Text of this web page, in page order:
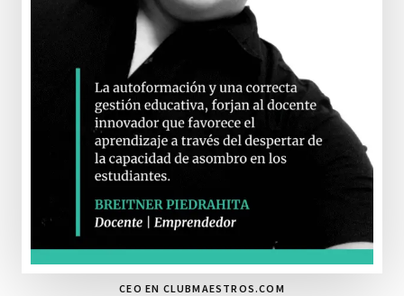
CEO EN CLUBMAESTROS.COM